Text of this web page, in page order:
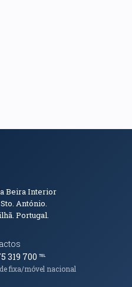
Beira Interior
António.
Portugal.
319 700℡
fixa/móvel nacional